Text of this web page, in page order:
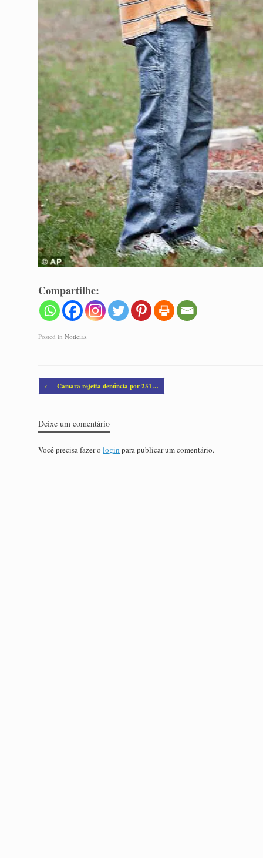
Compartilhe:
Posted in Noticias
Post navigation
← Câmara rejeita denúncia por 251…
Deixe um comentário
Você precisa fazer o login para publicar um comentário.